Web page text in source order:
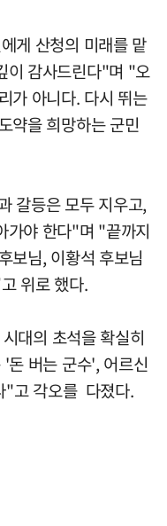
게 산청의 미래를 맡
이 감사드린다"며 "오
가 아니다. 다시 뛰는
약을 희망하는 군민
갈등은 모두 지우고,
가야 한다"며 "끝까지
보님, 이황석 후보님
위로 했다.
대의 초석을 확실히
돈 버는 군수', 어르신
"고 각오를 다졌다.